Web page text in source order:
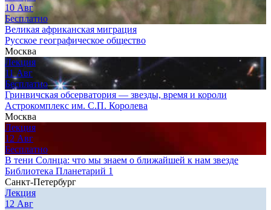
10 Авг
Бесплатно
Великая африканская миграция
Русское географическое общество
Москва
Лекция
11 Авг
Бесплатно
Гринвичская обсерватория — звезды, время и короли
Астрокомплекс им. С.П. Королева
Москва
Лекция
12 Авг
Бесплатно
В тени Солнца: что мы знаем о ближайшей к нам звезде
Библиотека Планетарий 1
Санкт-Петербург
Лекция
12 Авг